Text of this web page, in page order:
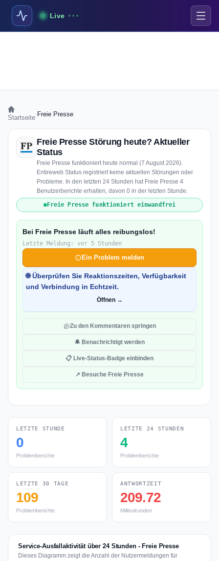
Live
Startseite Freie Presse
Freie Presse Störung heute? Aktueller
Status
Freie Presse funktioniert heute normal (7 August 2026).
Entireweb Status registriert keine aktuellen Störungen oder
Probleme. In den letzten 24 Stunden hat Freie Presse 4
Benutzerberichte erhalten, davon 0 in der letzten Stunde.
Freie Presse funktioniert einwandfrei
Bei Freie Presse läuft alles reibungslos!
Letzte Meldung: vor 5 Stunden
Ein Problem melden
🌐 Überprüfen Sie Reaktionszeiten, Verfügbarkeit
und Verbindung in Echtzeit.
Öffnen →
Zu den Kommentaren springen
🔔 Benachrichtigt werden
📋 Live-Status-Badge einbinden
↗ Besuche Freie Presse
LETZTE STUNDE
0
Problemberichte
LETZTE 24 STUNDEN
4
Problemberichte
LETZTE 30 TAGE
109
Problemberichte
ANTWORTZEIT
209.72
Millisekunden
Service-Ausfallaktivität über 24 Stunden - Freie Presse
Dieses Diagramm zeigt die Anzahl der Nutzermeldungen für